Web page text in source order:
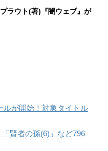
ラウト(著)『闇ウェブ』が
ルが開始！対象タイトル
賢者の孫(6)」など796